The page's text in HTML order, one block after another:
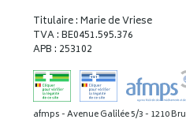
Titulaire : Marie de Vriese
TVA : BE0451.595.376
APB : 253102
afmps - Avenue Galilée 5/3 - 1210